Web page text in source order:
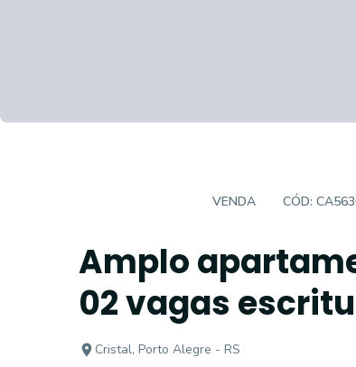
VENDA CÓD:
Amplo
02 vagas
Cristal, Porto Alegre - RS